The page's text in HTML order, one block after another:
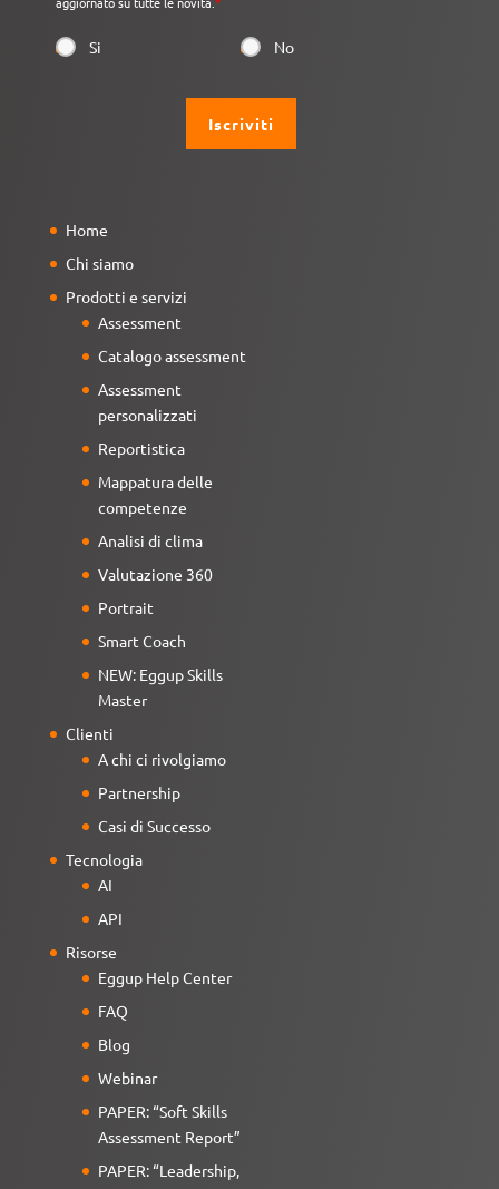
Si No
Home
Chi siamo
Prodotti e servizi
Assessment
Catalogo assessment
Assessment
personalizzati
Reportistica
Mappatura delle
competenze
Analisi di clima
Valutazione 360
Portrait
Smart Coach
NEW: Eggup Skills
Master
Clienti
A chi ci rivolgiamo
Partnership
Casi di Successo
Tecnologia
AI
API
Risorse
Eggup Help Center
FAQ
Blog
Webinar
PAPER: “Soft Skills
Assessment Report”
PAPER: “Leadership,